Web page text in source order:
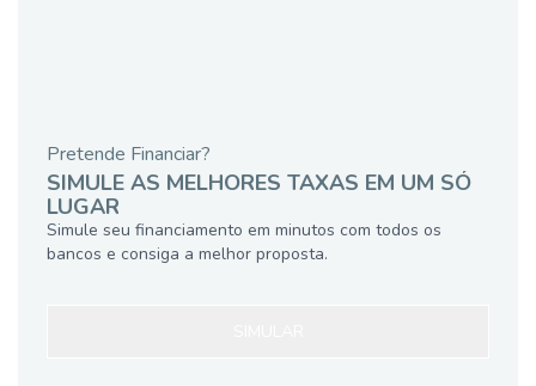
Pretende Financiar?
SIMULE AS MELHORES TAXAS EM UM SÓ
LUGAR
Simule seu financiamento em minutos com todos os
bancos e consiga a melhor proposta.